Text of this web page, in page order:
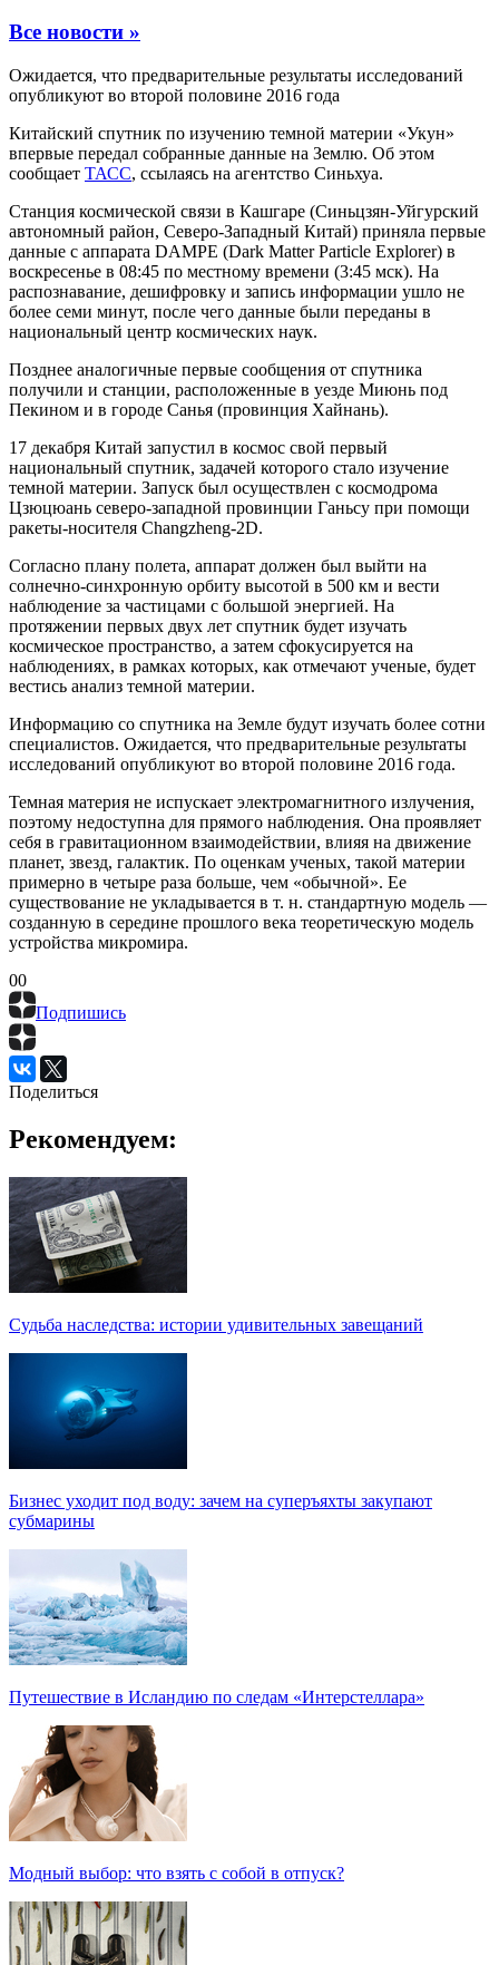
Все новости »
Ожидается, что предварительные результаты исследований
опубликуют во второй половине 2016 года
Китайский спутник по изучению темной материи «Укун»
впервые передал собранные данные на Землю. Об этом
сообщает ТАСС, ссылаясь на агентство Синьхуа.
Станция космической связи в Кашгаре (Синьцзян-Уйгурский
автономный район, Северо-Западный Китай) приняла первые
данные с аппарата DAMPE (Dark Matter Particle Explorer) в
воскресенье в 08:45 по местному времени (3:45 мск). На
распознавание, дешифровку и запись информации ушло не
более семи минут, после чего данные были переданы в
национальный центр космических наук.
Позднее аналогичные первые сообщения от спутника
получили и станции, расположенные в уезде Миюнь под
Пекином и в городе Санья (провинция Хайнань).
17 декабря Китай запустил в космос свой первый
национальный спутник, задачей которого стало изучение
темной материи. Запуск был осуществлен с космодрома
Цзюцюань северо-западной провинции Ганьсу при помощи
ракеты-носителя Changzheng-2D.
Согласно плану полета, аппарат должен был выйти на
солнечно-синхронную орбиту высотой в 500 км и вести
наблюдение за частицами с большой энергией. На
протяжении первых двух лет спутник будет изучать
космическое пространство, а затем сфокусируется на
наблюдениях, в рамках которых, как отмечают ученые, будет
вестись анализ темной материи.
Информацию со спутника на Земле будут изучать более сотни
специалистов. Ожидается, что предварительные результаты
исследований опубликуют во второй половине 2016 года.
Темная материя не испускает электромагнитного излучения,
поэтому недоступна для прямого наблюдения. Она проявляет
себя в гравитационном взаимодействии, влияя на движение
планет, звезд, галактик. По оценкам ученых, такой материи
примерно в четыре раза больше, чем «обычной». Ее
существование не укладывается в т. н. стандартную модель —
созданную в середине прошлого века теоретическую модель
устройства микромира.
00
Подпишись
Поделиться
Рекомендуем:
Судьба наследства: истории удивительных завещаний
Бизнес уходит под воду: зачем на суперъяхты закупают
субмарины
Путешествие в Исландию по следам «Интерстеллара»
Модный выбор: что взять с собой в отпуск?